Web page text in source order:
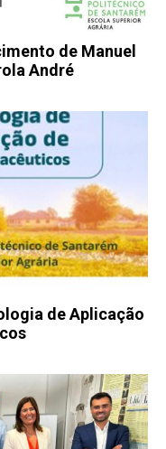
de Manuel
André
de Aplicação